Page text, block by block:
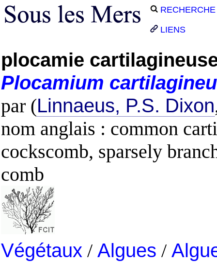
RECHERCHE
LIENS
plocamie
Plocamium
par (Linnaeus, P.S. Dixon
nom anglais : common
cockscomb, sparsely
comb
Végétaux / Algues /